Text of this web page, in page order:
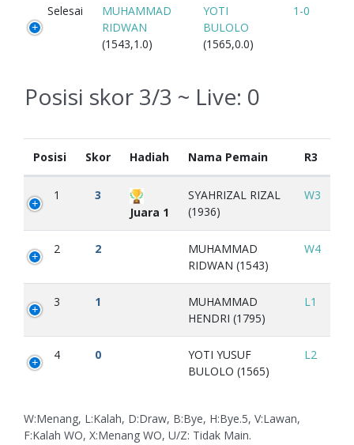
Selesai
MUHAMMAD
RIDWAN
(1543,1.0)
YOTI
BULOLO
(1565,0.0)
1-0
Posisi skor 3/3 ~ Live: 0
Posisi Skor Hadiah Nama Pemain R3
1
3
Juara 1
SYAHRIZAL RIZAL
(1936)
W3
2 2
MUHAMMAD
RIDWAN (1543)
W4
3 1
MUHAMMAD
HENDRI (1795)
L1
4 0
YOTI YUSUF
BULOLO (1565)
L2
W:Menang, L:Kalah, D:Draw, B:Bye, H:Bye.5, V:Lawan,
F:Kalah WO, X:Menang WO, U/Z: Tidak Main.